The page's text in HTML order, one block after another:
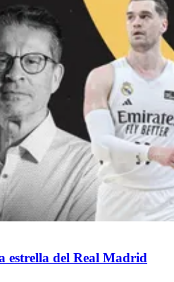
estrella del Real Madrid